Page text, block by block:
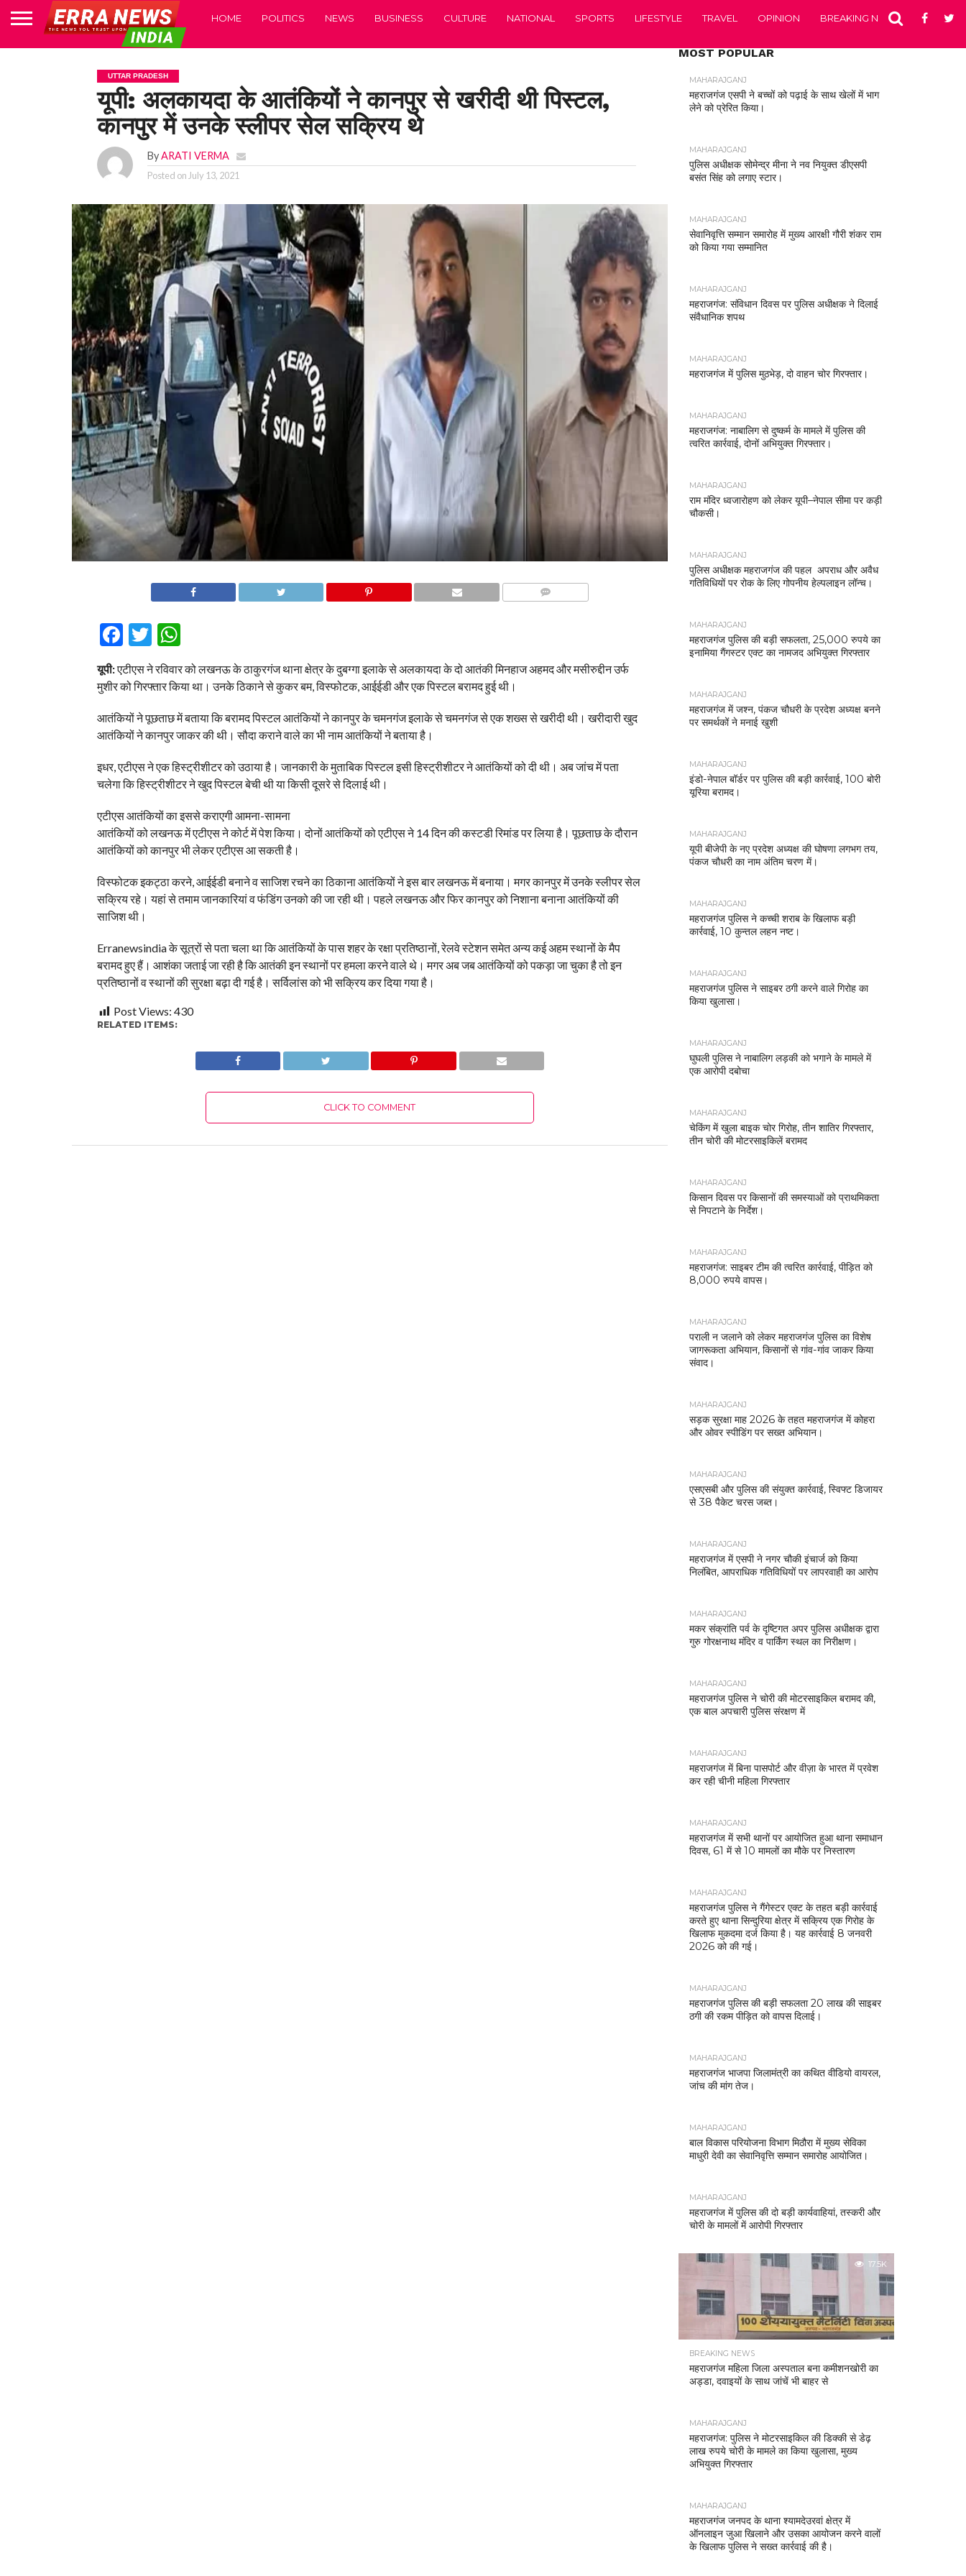
HOME POLITICS NEWS BUSINESS CULTURE NATIONAL SPORTS LIFESTYLE TRAVEL OPINION BREAKING NEWS
UTTAR PRADESH
यूपी: अलकायदा के आतंकियों ने कानपुर से खरीदी थी पिस्टल,
कानपुर में उनके स्लीपर सेल सक्रिय थे
ByARATI VERMA
Posted on July 13, 2021
Facebook
Twitter
WhatsApp
यूपी:एटीएस ने रविवार को लखनऊ के ठाकुरगंज थाना क्षेत्र के दुबग्गा इलाके से अलकायदा के दो आतंकी मिनहाज अहमद और मसीरुद्दीन उर्फ
मुशीर को गिरफ्तार किया था। उनके ठिकाने से कुकर बम, विस्फोटक, आईईडी और एक पिस्टल बरामद हुई थी।
आतंकियों ने पूछताछ में बताया कि बरामद पिस्टल आतंकियों ने कानपुर के चमनगंज इलाके से चमनगंज से एक शख्स से खरीदी थी। खरीदारी खुद
आतंकियों ने कानपुर जाकर की थी। सौदा कराने वाले का भी नाम आतंकियों ने बताया है।
इधर, एटीएस ने एक हिस्ट्रीशीटर को उठाया है। जानकारी के मुताबिक पिस्टल इसी हिस्ट्रीशीटर ने आतंकियों को दी थी। अब जांच में पता
चलेगा कि हिस्ट्रीशीटर ने खुद पिस्टल बेची थी या किसी दूसरे से दिलाई थी।
एटीएस आतंकियों का इससे कराएगी आमना-सामना
आतंकियों को लखनऊ में एटीएस ने कोर्ट में पेश किया। दोनों आतंकियों को एटीएस ने 14 दिन की कस्टडी रिमांड पर लिया है। पूछताछ के दौरान
आतंकियों को कानपुर भी लेकर एटीएस आ सकती है।
विस्फोटक इकट्ठा करने, आईईडी बनाने व साजिश रचने का ठिकाना आतंकियों ने इस बार लखनऊ में बनाया। मगर कानपुर में उनके स्लीपर सेल
सक्रिय रहे। यहां से तमाम जानकारियां व फंडिंग उनको की जा रही थी। पहले लखनऊ और फिर कानपुर को निशाना बनाना आतंकियों की
साजिश थी।
Erranewsindia के सूत्रों से पता चला था कि आतंकियों के पास शहर के रक्षा प्रतिष्ठानों, रेलवे स्टेशन समेत अन्य कई अहम स्थानों के मैप
बरामद हुए हैं। आशंका जताई जा रही है कि आतंकी इन स्थानों पर हमला करने वाले थे। मगर अब जब आतंकियों को पकड़ा जा चुका है तो इन
प्रतिष्ठानों व स्थानों की सुरक्षा बढ़ा दी गई है। सर्विलांस को भी सक्रिय कर दिया गया है।
Post Views: 430
RELATED ITEMS:
CLICK TO COMMENT
MOST POPULAR
MAHARAJGANJ
महराजगंज एसपी ने बच्चों को पढ़ाई के साथ खेलों में भाग
लेने को प्रेरित किया।
MAHARAJGANJ
पुलिस अधीक्षक सोमेन्द्र मीना ने नव नियुक्त डीएसपी
बसंत सिंह को लगाए स्टार।
MAHARAJGANJ
सेवानिवृत्ति सम्मान समारोह में मुख्य आरक्षी गौरी शंकर राम
को किया गया सम्मानित
MAHARAJGANJ
महराजगंज: संविधान दिवस पर पुलिस अधीक्षक ने दिलाई
संवैधानिक शपथ
MAHARAJGANJ
महराजगंज में पुलिस मुठभेड़, दो वाहन चोर गिरफ्तार।
MAHARAJGANJ
महराजगंज: नाबालिग से दुष्कर्म के मामले में पुलिस की
त्वरित कार्रवाई, दोनों अभियुक्त गिरफ्तार।
MAHARAJGANJ
राम मंदिर ध्वजारोहण को लेकर यूपी–नेपाल सीमा पर कड़ी
चौकसी।
MAHARAJGANJ
पुलिस अधीक्षक महराजगंज की पहल अपराध और अवैध
गतिविधियों पर रोक के लिए गोपनीय हेल्पलाइन लॉन्च।
MAHARAJGANJ
महराजगंज पुलिस की बड़ी सफलता, 25,000 रुपये का
इनामिया गैंगस्टर एक्ट का नामजद अभियुक्त गिरफ्तार
MAHARAJGANJ
महराजगंज में जश्न, पंकज चौधरी के प्रदेश अध्यक्ष बनने
पर समर्थकों ने मनाई खुशी
MAHARAJGANJ
इंडो-नेपाल बॉर्डर पर पुलिस की बड़ी कार्रवाई, 100 बोरी
यूरिया बरामद।
MAHARAJGANJ
यूपी बीजेपी के नए प्रदेश अध्यक्ष की घोषणा लगभग तय,
पंकज चौधरी का नाम अंतिम चरण में।
MAHARAJGANJ
महराजगंज पुलिस ने कच्ची शराब के खिलाफ बड़ी
कार्रवाई, 10 कुन्तल लहन नष्ट।
MAHARAJGANJ
महराजगंज पुलिस ने साइबर ठगी करने वाले गिरोह का
किया खुलासा।
MAHARAJGANJ
घुघली पुलिस ने नाबालिग लड़की को भगाने के मामले में
एक आरोपी दबोचा
MAHARAJGANJ
चेकिंग में खुला बाइक चोर गिरोह, तीन शातिर गिरफ्तार,
तीन चोरी की मोटरसाइकिलें बरामद
MAHARAJGANJ
किसान दिवस पर किसानों की समस्याओं को प्राथमिकता
से निपटाने के निर्देश।
MAHARAJGANJ
महराजगंज: साइबर टीम की त्वरित कार्रवाई, पीड़ित को
8,000 रुपये वापस।
MAHARAJGANJ
पराली न जलाने को लेकर महराजगंज पुलिस का विशेष
जागरूकता अभियान, किसानों से गांव-गांव जाकर किया
संवाद।
MAHARAJGANJ
सड़क सुरक्षा माह 2026 के तहत महराजगंज में कोहरा
और ओवर स्पीडिंग पर सख्त अभियान।
MAHARAJGANJ
एसएसबी और पुलिस की संयुक्त कार्रवाई, स्विफ्ट डिजायर
से 38 पैकेट चरस जब्त।
MAHARAJGANJ
महराजगंज में एसपी ने नगर चौकी इंचार्ज को किया
निलंबित, आपराधिक गतिविधियों पर लापरवाही का आरोप
MAHARAJGANJ
मकर संक्रांति पर्व के दृष्टिगत अपर पुलिस अधीक्षक द्वारा
गुरु गोरक्षनाथ मंदिर व पार्किंग स्थल का निरीक्षण।
MAHARAJGANJ
महराजगंज पुलिस ने चोरी की मोटरसाइकिल बरामद की,
एक बाल अपचारी पुलिस संरक्षण में
MAHARAJGANJ
महराजगंज में बिना पासपोर्ट और वीज़ा के भारत में प्रवेश
कर रही चीनी महिला गिरफ्तार
MAHARAJGANJ
महराजगंज में सभी थानों पर आयोजित हुआ थाना समाधान
दिवस, 61 में से 10 मामलों का मौके पर निस्तारण
MAHARAJGANJ
महराजगंज पुलिस ने गैंगेस्टर एक्ट के तहत बड़ी कार्रवाई
करते हुए थाना सिन्दुरिया क्षेत्र में सक्रिय एक गिरोह के
खिलाफ मुकदमा दर्ज किया है। यह कार्रवाई 8 जनवरी
2026 को की गई।
MAHARAJGANJ
महराजगंज पुलिस की बड़ी सफलता 20 लाख की साइबर
ठगी की रकम पीड़ित को वापस दिलाई।
MAHARAJGANJ
महराजगंज भाजपा जिलामंत्री का कथित वीडियो वायरल,
जांच की मांग तेज।
MAHARAJGANJ
बाल विकास परियोजना विभाग मिठौरा में मुख्य सेविका
माधुरी देवी का सेवानिवृत्ति सम्मान समारोह आयोजित।
MAHARAJGANJ
महराजगंज में पुलिस की दो बड़ी कार्यवाहियां, तस्करी और
चोरी के मामलों में आरोपी गिरफ्तार
17.5K
BREAKING NEWS
महराजगंज महिला जिला अस्पताल बना कमीशनखोरी का
अड्डा, दवाइयों के साथ जांचें भी बाहर से
MAHARAJGANJ
महराजगंज: पुलिस ने मोटरसाइकिल की डिक्की से डेढ़
लाख रुपये चोरी के मामले का किया खुलासा, मुख्य
अभियुक्त गिरफ्तार
MAHARAJGANJ
महराजगंज जनपद के थाना श्यामदेउरवां क्षेत्र में
ऑनलाइन जुआ खिलाने और उसका आयोजन करने वालों
के खिलाफ पुलिस ने सख्त कार्रवाई की है।